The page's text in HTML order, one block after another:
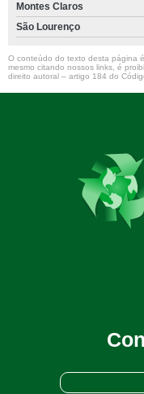
Montes Claros
São Lourenço
O conteúdo do texto desta página
mesmo citando nossos links, é
direito autoral – artigo 184 do